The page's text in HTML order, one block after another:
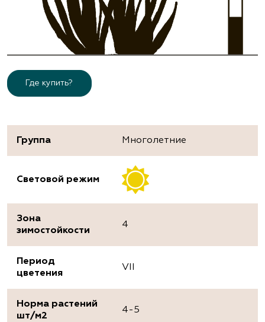
Где купить?
Группа Многолетние
Световой режим
Зона
зимостойкости
4
Период
цветения
VII
Норма растений
шт/м2
4-5